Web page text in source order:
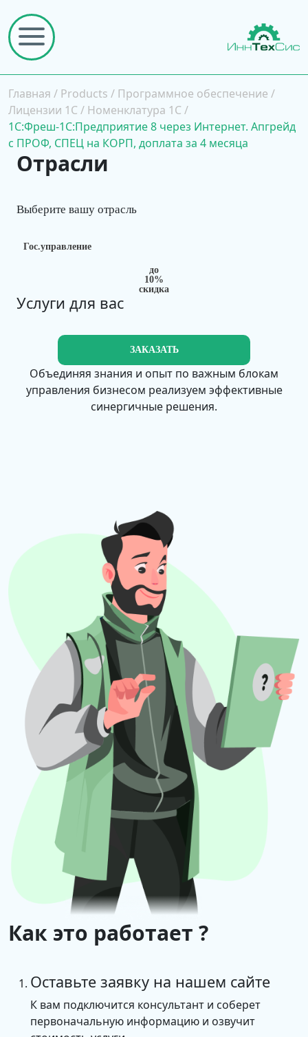
Главная / Products / Программное обеспечение /
Лицензии 1С / Номенклатура 1С /
1C:Фреш-1C:Предприятие 8 через Интернет. Апгрейд
с ПРОФ, СПЕЦ на КОРП, доплата за 4 месяца
Отрасли
Гос.управление
Выберите вашу отрасль
до
10%
скидка
Услуги для вас
ЗАКАЗАТЬ
Объединяя знания и опыт по важным блокам
управления бизнесом реализуем эффективные
синергичные решения.
Как это работает ?
Оставьте заявку на нашем сайте
К вам подключится консультант и соберет
первоначальную информацию и озвучит